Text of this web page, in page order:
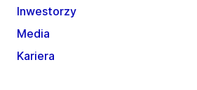
Inwestorzy
Media
Kariera